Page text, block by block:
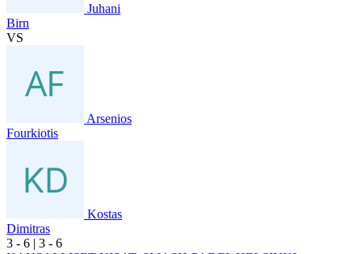
Juhani
Birn
VS
Arsenios
Fourkiotis
Kostas
Dimitras
3 - 6 | 3 - 6